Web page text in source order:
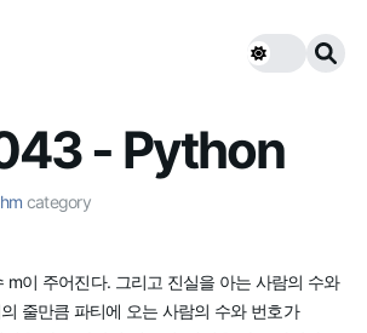
- Python
category
m이 주어진다. 그리고 진실을 아는 사람의 수와
줄만큼 파티에 오는 사람의 수와 번호가